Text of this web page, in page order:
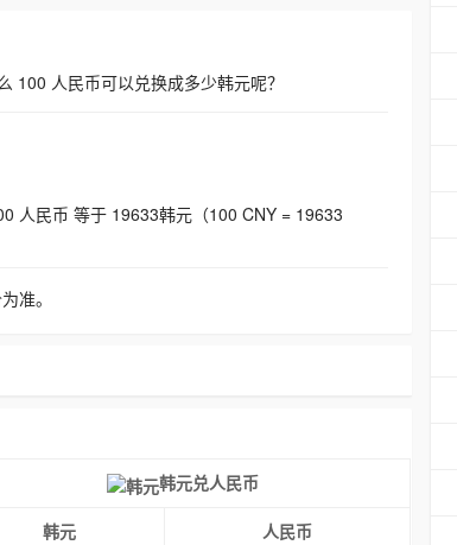
100 人民币可以兑换成多少韩元呢？
人民币 等于 19633韩元（100 CNY = 19633
准。
韩元兑人民币
韩元
人民币